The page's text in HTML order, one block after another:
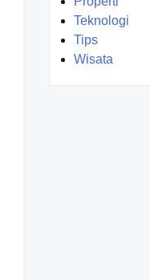
Teknologi
Tips
Wisata